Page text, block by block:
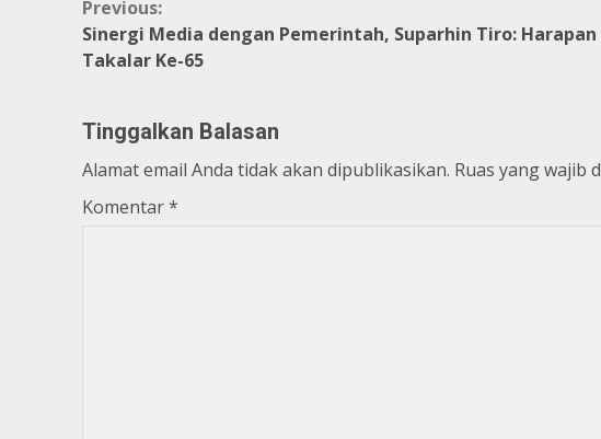
Continue
Reading
Previous:
Sinergi Media dengan Pemerintah, Suparhin Tiro: Harapan
Takalar Ke-65
Tinggalkan Balasan
Alamat email Anda tidak akan dipublikasikan. Ruas yang wajib
Komentar*